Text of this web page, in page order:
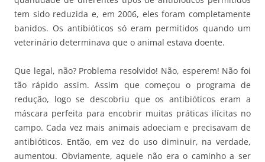
tem sido reduzida e, em 2006, eles foram completamente
banidos. Os antibióticos só eram permitidos quando um
veterinário determinava que o animal estava doente.
Que legal, não? Problema resolvido! Não, esperem! Não foi
tão rápido assim. Assim que começou o programa de
redução, logo se descobriu que os antibióticos eram a
máscara perfeita para encobrir muitas práticas ilícitas no
campo. Cada vez mais animais adoeciam e precisavam de
antibióticos. Então, em vez do uso diminuir, na verdade,
aumentou. Obviamente, aquele não era o caminho a ser